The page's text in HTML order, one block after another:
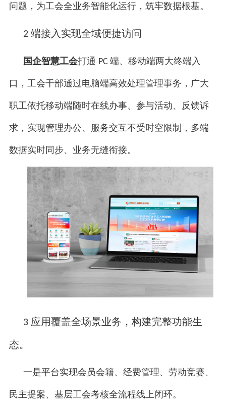
问题，为工会全业务智能化运行，筑牢数据根基。
2 端接入实现全域便捷访问
国企智慧工会打通 PC 端、移动端两大终端入
口，工会干部通过电脑端高效处理管理事务，广大
职工依托移动端随时在线办事、参与活动、反馈诉
求，实现管理办公、服务交互不受时空限制，多端
数据实时同步、业务无缝衔接。
3 应用覆盖全场景业务，构建完整功能生
态。
一是平台实现会员会籍、经费管理、劳动竞赛、
民主提案、基层工会考核全流程线上闭环。